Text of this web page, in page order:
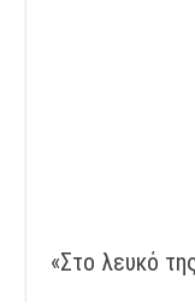
«Στο λευκό